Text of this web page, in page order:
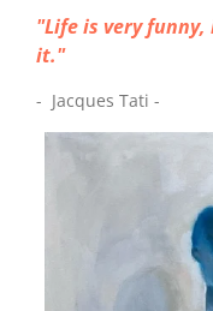
"Life is very
it."
- Jacques Tati -